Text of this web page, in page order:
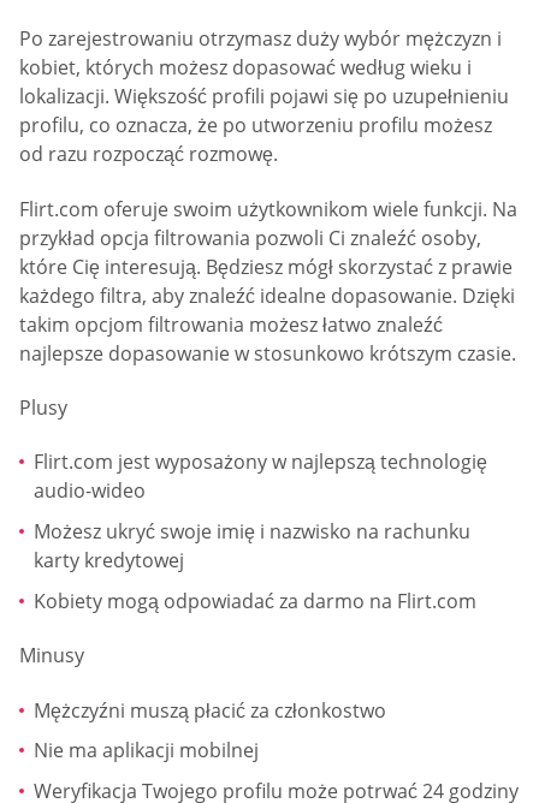
Po zarejestrowaniu otrzymasz duży wybór mężczyzn i
kobiet, których możesz dopasować według wieku i
lokalizacji. Większość profili pojawi się po uzupełnieniu
profilu, co oznacza, że po utworzeniu profilu możesz
od razu rozpocząć rozmowę.
Flirt.com oferuje swoim użytkownikom wiele funkcji. Na
przykład opcja filtrowania pozwoli Ci znaleźć osoby,
które Cię interesują. Będziesz mógł skorzystać z prawie
każdego filtra, aby znaleźć idealne dopasowanie. Dzięki
takim opcjom filtrowania możesz łatwo znaleźć
najlepsze dopasowanie w stosunkowo krótszym czasie.
Plusy
Flirt.com jest wyposażony w najlepszą technologię
audio-wideo
Możesz ukryć swoje imię i nazwisko na rachunku
karty kredytowej
Kobiety mogą odpowiadać za darmo na Flirt.com
Minusy
Mężczyźni muszą płacić za członkostwo
Nie ma aplikacji mobilnej
Weryfikacja Twojego profilu może potrwać 24 godziny